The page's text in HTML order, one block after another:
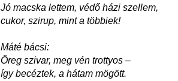
Jó macska lettem, védő házi szellem,
cukor, szirup, mint a többiek!
Máté bácsi:
Öreg szivar, meg vén trottyos –
így becéztek, a hátam mögött.